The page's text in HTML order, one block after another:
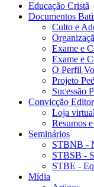
Educação Cristã
Documentos
Culto e
Exame e
Exame e
O Perfil
Projeto
Sucessão
Convicção
Loja virtual
Resumos
Seminários
STBNB -
STBSB -
STBE -
Mídia